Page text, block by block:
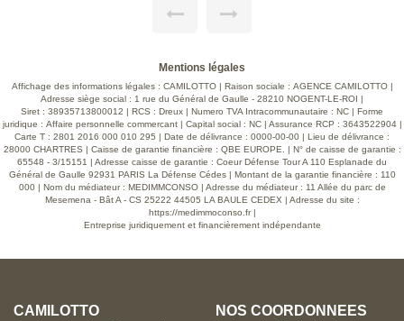
extérieur : un jardin arboré et clos de 340 m². Coup de coeur
Mentions légales
Affichage des informations légales : CAMILOTTO | Raison sociale : AGENCE CAMILOTTO |
Adresse siège social : 1 rue du Général de Gaulle - 28210 NOGENT-LE-ROI |
Siret : 38935713800012 | RCS : Dreux | Numero TVA Intracommunautaire : NC | Forme
juridique : Affaire personnelle commercant | Capital social : NC | Assurance RCP : 3643522904 |
Carte T : 2801 2016 000 010 295 | Date de délivrance : 0000-00-00 | Lieu de délivrance :
28000 CHARTRES | Caisse de garantie financière : QBE EUROPE. | N° de caisse de garantie :
65548 - 3/15151 | Adresse caisse de garantie : Coeur Défense Tour A 110 Esplanade du
Général de Gaulle 92931 PARIS La Défense Cédes | Montant de la garantie financière : 110
000 | Nom du médiateur : MEDIMMCONSO | Adresse du médiateur : 11 Allée du parc de
Mesemena - Bât A - CS 25222 44505 LA BAULE CEDEX | Adresse du site :
https://medimmoconso.fr|
Entreprise juridiquement et financièrement indépendante
CAMILOTTO NOS COORDONNÉES